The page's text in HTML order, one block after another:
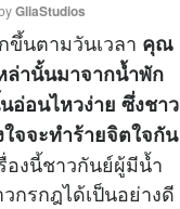
GliaStudios
นตามวันเวลา คุณ
ล่านั้นมาจากน้ำพัก
อ่อนไหวง่าย ซึ่งชาว
จจะทำร้ายจิตใจกัน
องนี้ชาวกันย์ผู้มีน้ำ
กรกฎได้เป็นอย่างดี